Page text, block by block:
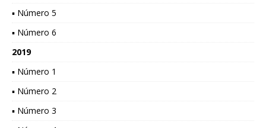
▪ Número 5
▪ Número 6
2019
▪ Número 1
▪ Número 2
▪ Número 3